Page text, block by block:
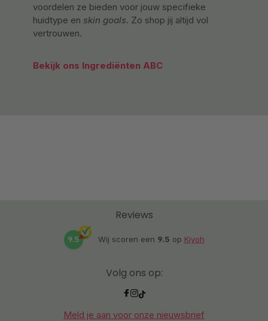
voordelen ze bieden voor jouw specifieke
huidtype en skin goals. Zo shop jij altijd vol
vertrouwen.
Bekijk ons Ingrediënten ABC
Reviews
9.5 Wij scoren een 9.5 op Kiyoh
Volg ons op:
Meld je aan voor onze nieuwsbrief